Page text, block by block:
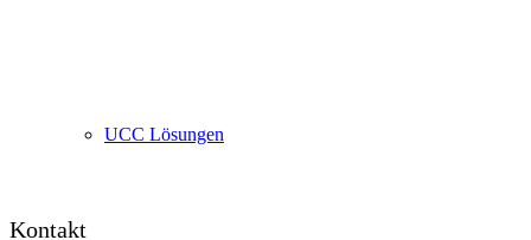
UCC Lösungen
Kontakt